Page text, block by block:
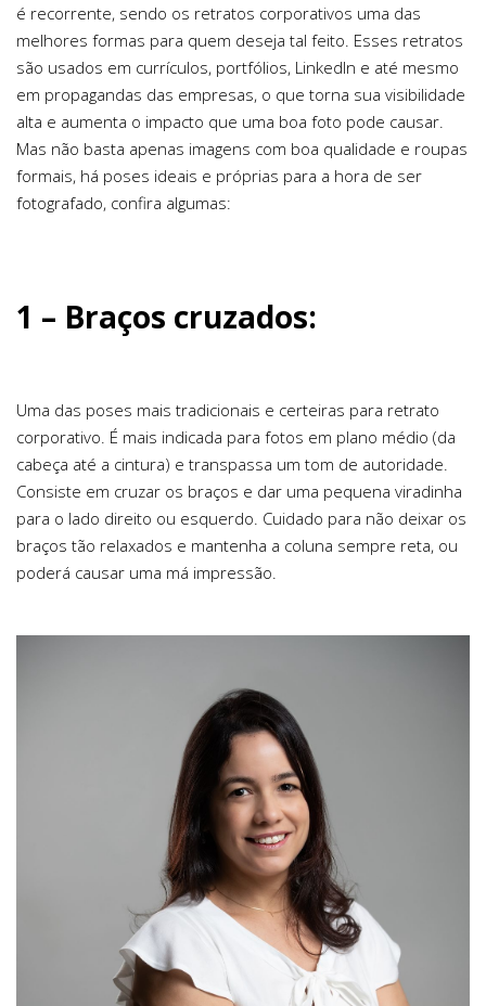
é recorrente, sendo os retratos corporativos uma das
melhores formas para quem deseja tal feito. Esses retratos
são usados em currículos, portfólios, LinkedIn e até mesmo
em propagandas das empresas, o que torna sua visibilidade
alta e aumenta o impacto que uma boa foto pode causar.
Mas não basta apenas imagens com boa qualidade e roupas
formais, há poses ideais e próprias para a hora de ser
fotografado, confira algumas:
1 – Braços cruzados:
Uma das poses mais tradicionais e certeiras para retrato
corporativo. É mais indicada para fotos em plano médio (da
cabeça até a cintura) e transpassa um tom de autoridade.
Consiste em cruzar os braços e dar uma pequena viradinha
para o lado direito ou esquerdo. Cuidado para não deixar os
braços tão relaxados e mantenha a coluna sempre reta, ou
poderá causar uma má impressão.